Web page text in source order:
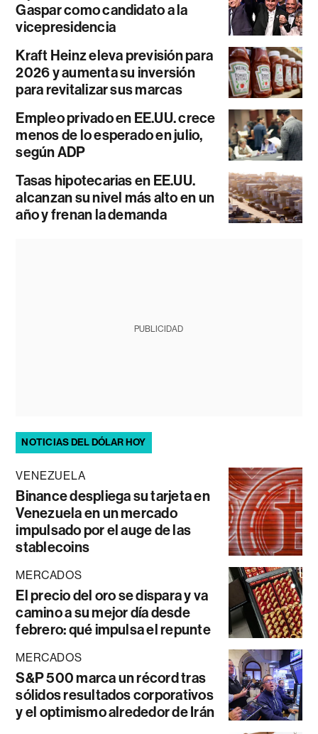
Gaspar como candidato a la
vicepresidencia
Kraft Heinz eleva previsión para
2026 y aumenta su inversión
para revitalizar sus marcas
Empleo privado en EE.UU. crece
menos de lo esperado en julio,
según ADP
Tasas hipotecarias en EE.UU.
alcanzan su nivel más alto en un
año y frenan la demanda
PUBLICIDAD
NOTICIAS DEL DÓLAR HOY
VENEZUELA
Binance despliega su tarjeta en
Venezuela en un mercado
impulsado por el auge de las
stablecoins
MERCADOS
El precio del oro se dispara y va
camino a su mejor día desde
febrero: qué impulsa el repunte
MERCADOS
S&P 500 marca un récord tras
sólidos resultados corporativos
y el optimismo alrededor de Irán